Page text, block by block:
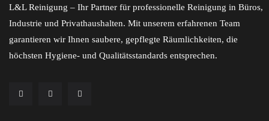
L&L Reinigung – Ihr Partner für professionelle Reinigung in Büros,
Industrie und Privathaushalten. Mit unserem erfahrenen Team
garantieren wir Ihnen saubere, gepflegte Räumlichkeiten, die
höchsten Hygiene- und Qualitätsstandards entsprechen.